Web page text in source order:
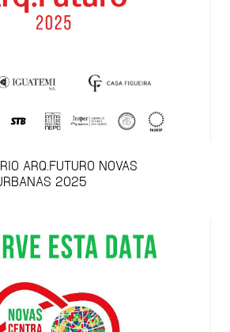
ARQ.FUTURO NOVAS
2025